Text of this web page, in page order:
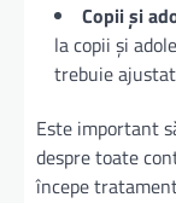
Copii și
la copii și
trebuie
Este important
despre toate
începe